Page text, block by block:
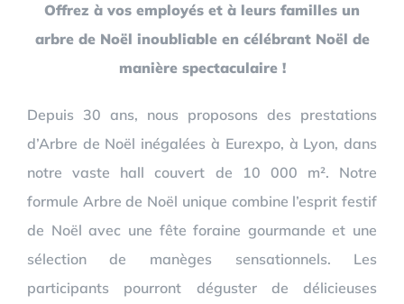
Offrez à vos employés et à leurs familles un
arbre de Noël inoubliable en célébrant Noël de
manière spectaculaire !
Depuis 30 ans, nous proposons des prestations
d’Arbre de Noël inégalées à Eurexpo, à Lyon, dans
notre vaste hall couvert de 10 000 m². Notre
formule Arbre de Noël unique combine l’esprit festif
de Noël avec une fête foraine gourmande et une
sélection de manèges sensationnels. Les
participants pourront déguster de délicieuses